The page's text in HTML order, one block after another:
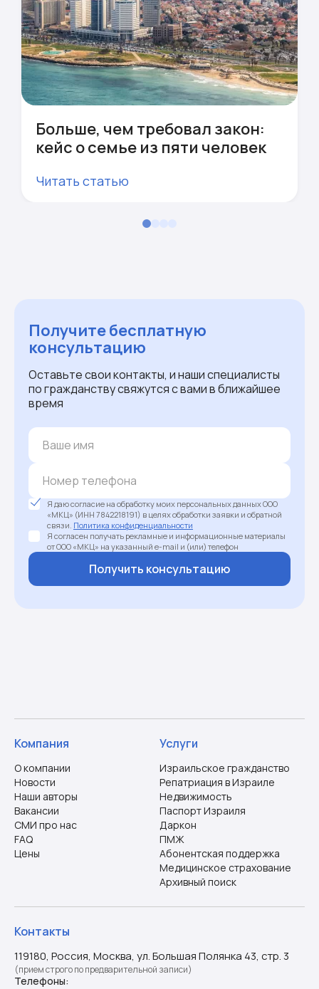
Больше, чем требовал закон:
кейс о семье из пяти человек
Читать статью
Получите бесплатную
консультацию
Оставьте свои контакты, и наши специалисты
по гражданству свяжутся с вами в ближайшее
время
Я даю согласие на обработку моих персональных данных ООО
«МКЦ» (ИНН 7842218191) в целях обработки заявки и обратной
связи. Политика конфиденциальности
Я согласен получать рекламные и информационные материалы
от ООО «МКЦ» на указанный e-mail и (или) телефон
Получить консультацию
Компания
О компании
Новости
Наши авторы
Вакансии
СМИ про нас
FAQ
Цены
Услуги
Израильское гражданство
Репатриация в Израиле
Недвижимость
Паспорт Израиля
Даркон
ПМЖ
Абонентская поддержка
Медицинское страхование
Архивный поиск
Контакты
119180, Россия, Москва, ул. Большая Полянка 43, стр. 3
(прием строго по предварительной записи)
Телефоны: